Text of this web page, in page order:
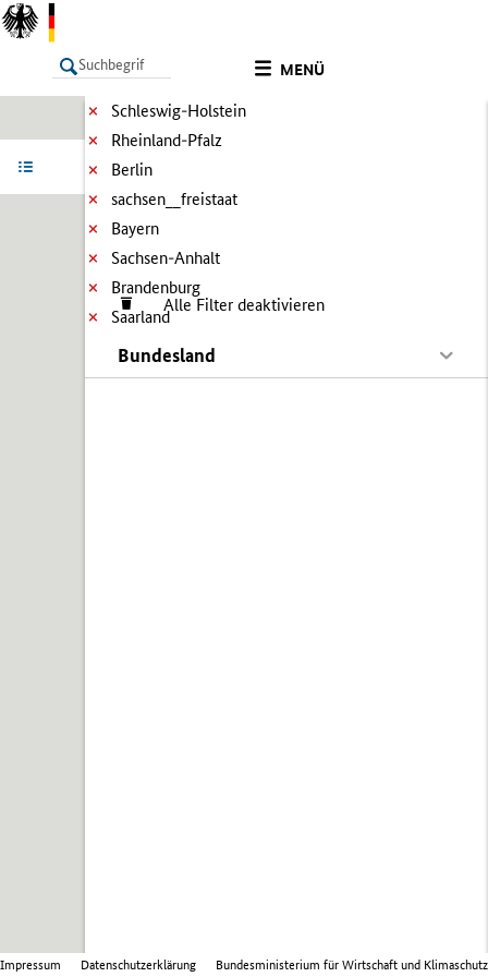
MENÜ
LISTE
Schleswig-Holstein
Rheinland-Pfalz
Berlin
sachsen__freistaat
Bayern
Sachsen-Anhalt
Brandenburg
Saarland
Alle Filter deaktivieren
Bundesland
Impressum Datenschutzerklärung Bundesministerium für Wirtschaft und Klimaschutz